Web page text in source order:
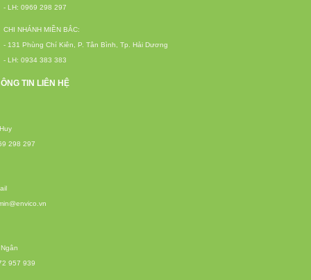
- LH: 0969 298 297
CHI NHÁNH MIỀN BẮC:
- 131 Phùng Chí Kiên, P. Tân Bình, Tp. Hải Dương
- LH: 0934 383 383
TIN LIÊN HỆ
298 297
957 939